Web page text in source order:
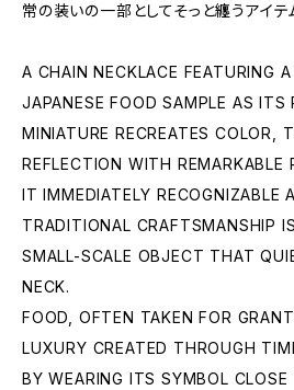
常の装いの一部としてそっと纏うアイテ
A CHAIN NECKLACE FEATURING
JAPANESE FOOD SAMPLE AS ITS
MINIATURE RECREATES COLOR,
REFLECTION WITH REMARKABLE
IT IMMEDIATELY RECOGNIZABLE
TRADITIONAL CRAFTSMANSHIP
SMALL-SCALE OBJECT THAT
NECK.
FOOD, OFTEN TAKEN FOR
LUXURY CREATED THROUGH
BY WEARING ITS SYMBOL